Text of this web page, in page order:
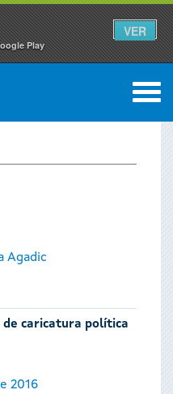
Play
VER
0
Agadic
de caricatura política
2016